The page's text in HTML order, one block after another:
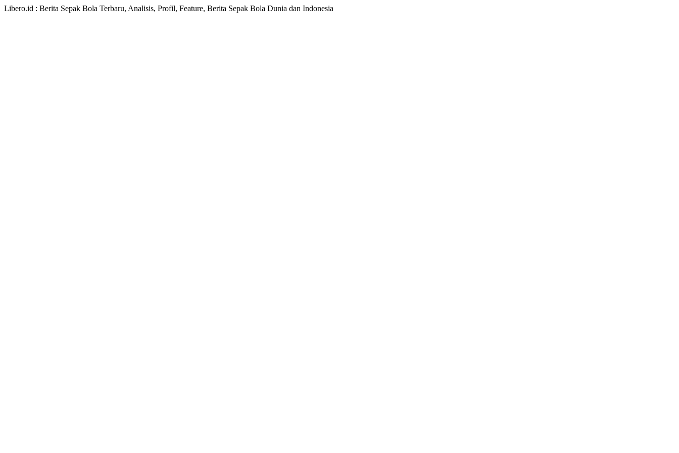
Libero.id : Berita Sepak Bola Terbaru, Analisis, Profil, Feature, Berita Sepak Bola Dunia dan Indonesia